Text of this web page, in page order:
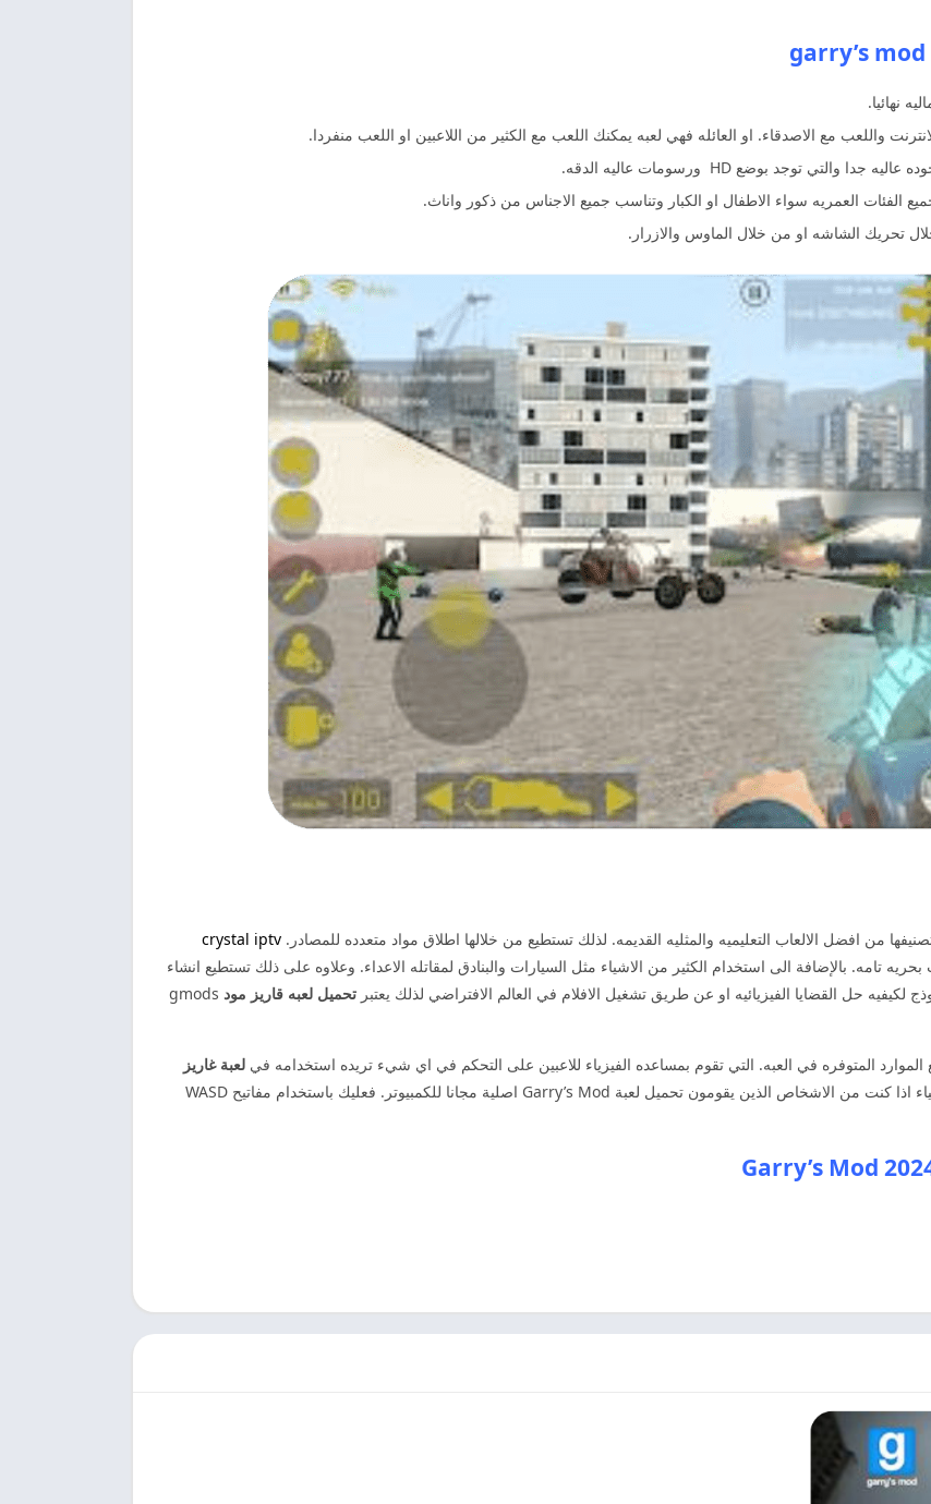
واللعب مع الاصدقاء. او العائله فهي لعبه يمكنك اللعب مع الكثير من اللاعبين او اللعب منفردا.
تحريك الشاشه او من خلال الماوس والازرار.
من افضل الالعاب التعليميه والمثليه القديمه. لذلك تستطيع من خلالها اطلاق مواد متعدده للمصادر. crystal iptv
تامه. بالإضافة الى استخدام الكثير من الاشياء مثل السيارات والبنادق لمقاتله الاعداء. وعلاوه على ذلك تستطيع انشاء
حل القضايا الفيزيائيه او عن طريق تشغيل الافلام في العالم الافتراضي لذلك يعتبر تحميل لعبه قاريز مود gmods
الموارد المتوفره في العبه. التي تقوم بمساعده الفيزياء للاعبين على التحكم في اي شيء تريده استخدامه في لعبة غاريز
gmods. عن طريق استخدام المسدس او غيره من الاشياء اذا كنت من الاشخاص الذين يقومون تحميل لعبة Garry’s Mod اصلية مجانا للكمبيوتر. فعليك باستخدام مفاتيح WASD